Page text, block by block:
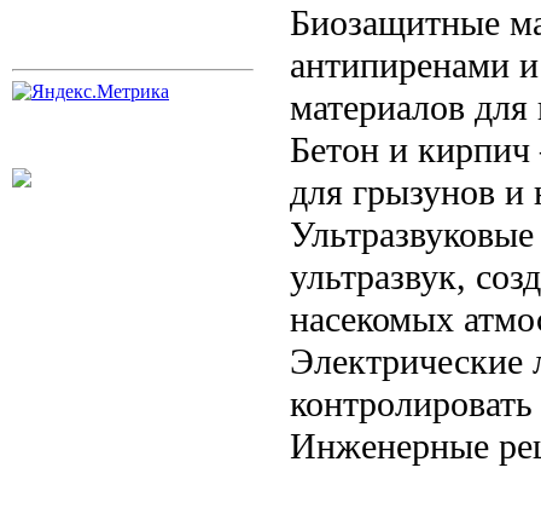
Биозащитные
антипиренами
материалов
Бетон и
для грызунов и
ультразвук,
насекомых
Инженерные